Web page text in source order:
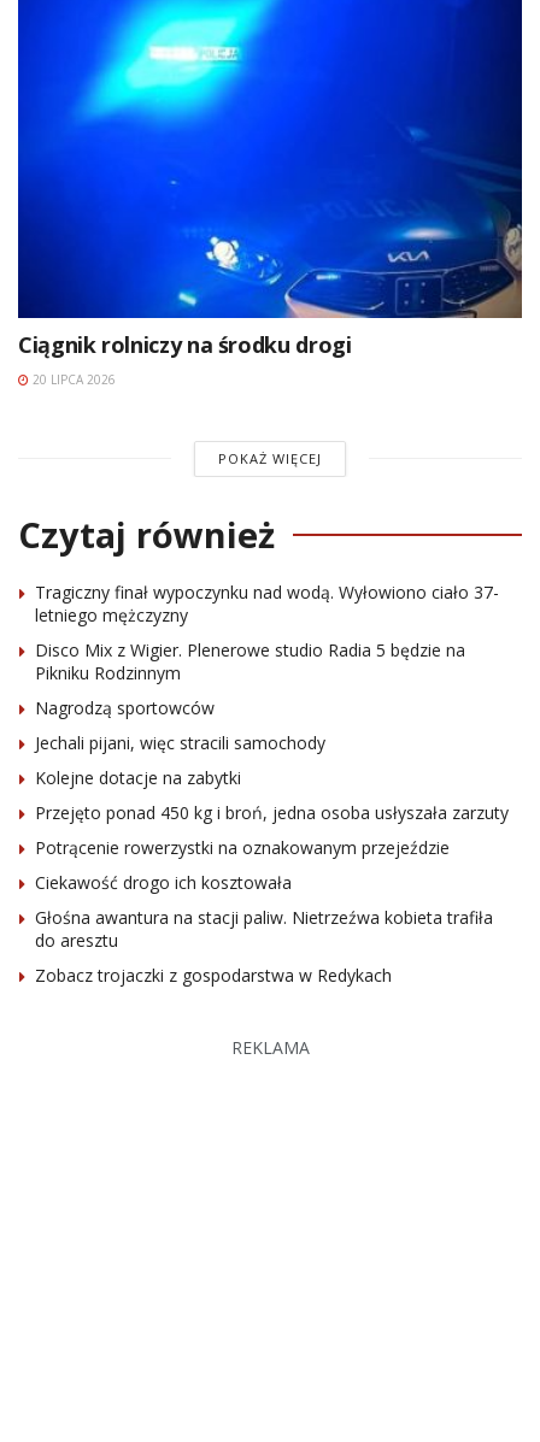
Ciągnik rolniczy na środku drogi
20 LIPCA 2026
POKAŻ WIĘCEJ
Czytaj również
Tragiczny finał wypoczynku nad wodą. Wyłowiono ciało 37-
letniego mężczyzny
Disco Mix z Wigier. Plenerowe studio Radia 5 będzie na
Pikniku Rodzinnym
Nagrodzą sportowców
Jechali pijani, więc stracili samochody
Kolejne dotacje na zabytki
Przejęto ponad 450 kg i broń, jedna osoba usłyszała zarzuty
Potrącenie rowerzystki na oznakowanym przejeździe
Ciekawość drogo ich kosztowała
Głośna awantura na stacji paliw. Nietrzeźwa kobieta trafiła
do aresztu
Zobacz trojaczki z gospodarstwa w Redykach
REKLAMA